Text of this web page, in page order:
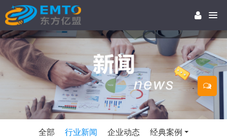
全部 行业新闻 企业动态 经典案例